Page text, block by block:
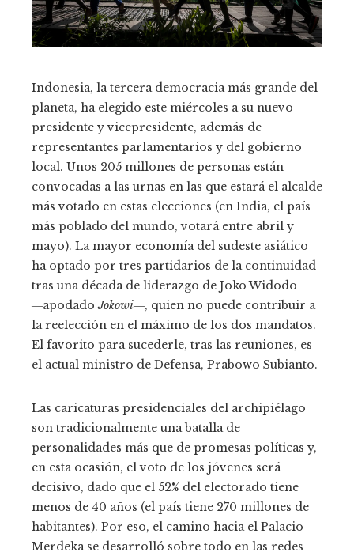
Indonesia, la tercera democracia más grande del
planeta, ha elegido este miércoles a su nuevo
presidente y vicepresidente, además de
representantes parlamentarios y del gobierno
local. Unos 205 millones de personas están
convocadas a las urnas en las que estará el alcalde
más votado en estas elecciones (en India, el país
más poblado del mundo, votará entre abril y
mayo). La mayor economía del sudeste asiático
ha optado por tres partidarios de la continuidad
tras una década de liderazgo de Joko Widodo
―apodadoJokowi―, quien no puede contribuir a
la reelección en el máximo de los dos mandatos.
El favorito para sucederle, tras las reuniones, es
el actual ministro de Defensa, Prabowo Subianto.
Las caricaturas presidenciales del archipiélago
son tradicionalmente una batalla de
personalidades más que de promesas políticas y,
en esta ocasión, el voto de los jóvenes será
decisivo, dado que el 52% del electorado tiene
menos de 40 años (el país tiene 270 millones de
habitantes). Por eso, el camino hacia el Palacio
Merdeka se desarrolló sobre todo en las redes